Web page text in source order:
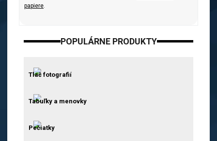
papiere.
POPULÁRNE PRODUKTY
Tlač fotografií
Tabuľky a menovky
Pečiatky